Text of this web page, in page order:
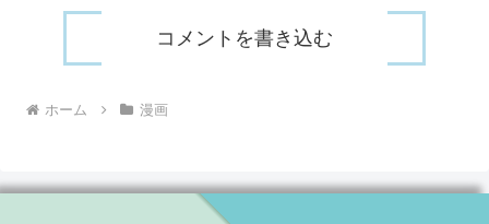
コメントを書き込む
ホーム 漫画